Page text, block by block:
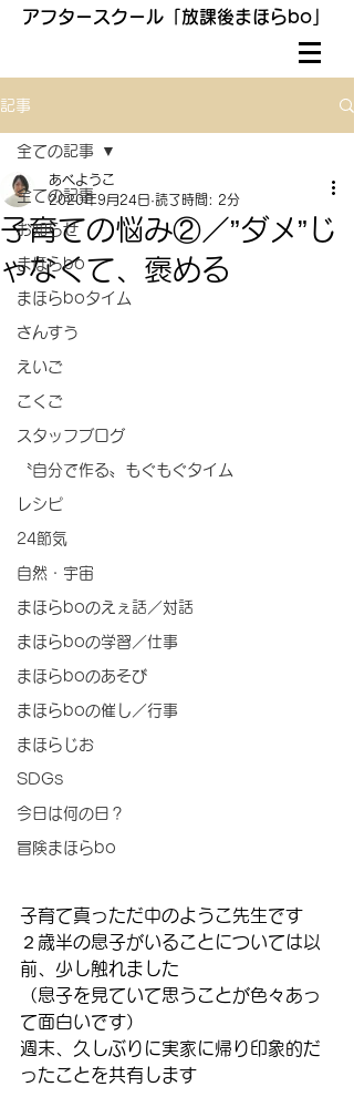
アフタースクール「放課後まほらbo」
記事
全ての記事
お知らせ
まほらbo
まほらboタイム
さんすう
えいご
こくご
スタッフブログ
〝自分で作る〟もぐもぐタイム
レシピ
24節気
自然・宇宙
まほらboのえぇ話／対話
まほらboの学習／仕事
まほらboのあそび
まほらboの催し／行事
まほらじお
SDGs
今日は何の日？
冒険まほらbo
全ての記事
子育ての悩み②／”ダメ”じ
ゃなくて、褒める
あべようこ
2020年9月24日 読了時間: 2分
子育て真っただ中のようこ先生です
２歳半の息子がいることについては以
前、少し触れました
（息子を見ていて思うことが色々あっ
て面白いです）
週末、久しぶりに実家に帰り印象的だ
ったことを共有します